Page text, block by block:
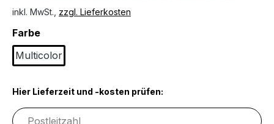
inkl. MwSt., zzgl. Lieferkosten
Farbeauswählen
Multicolor
Hier Lieferzeit und -kosten prüfen: